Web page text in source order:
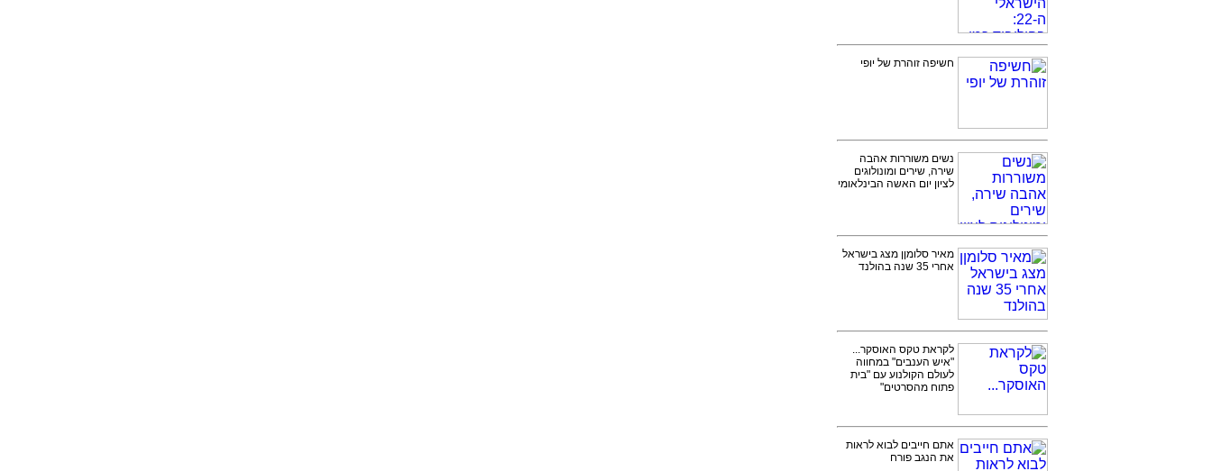
חשיפה זוהרת של יופי
נשים משוררות אהבה
שירה, שירים ומונולוגים
לציון יום האשה הבינלאומי
מאיר סלומןן מצג בישראל
אחרי 35 שנה בהולנד
לקראת טקס האוסקר...
"איש הענבים" במחווה
לעולם הקולנוע עם "בית
פתוח מהסרטים"
אתם חייבים לבוא לראות
את הנגב פורח